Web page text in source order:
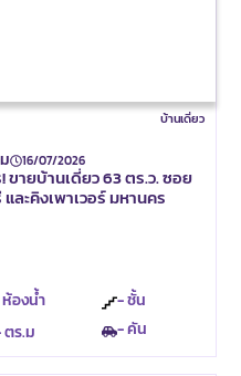
บ้านเดี่ยว
16/07/2026
ขายบ้านเดี่ยว 63 ตร.ว. ซอย
ละคิงเพาเวอร์ มหานคร
องน้ำ
- ชั้น
ตร.ม - คัน